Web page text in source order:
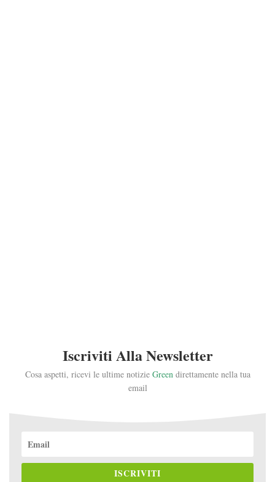
Iscriviti Alla Newsletter
Cosa aspetti, ricevi le ultime notizie Greendirettamente nella tua
email
ISCRIVITI